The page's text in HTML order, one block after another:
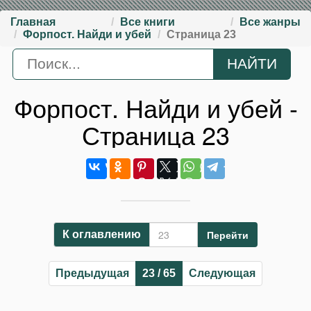
Главная Все книги
Все жанры
Форпост. Найди и убей
Страница 23
Форпост. Найди и убей -
Страница 23
К оглавлению Перейти
Предыдущая 23 / 65 Следующая